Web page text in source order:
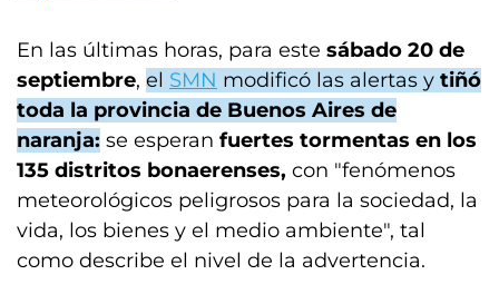
En las últimas horas, para este sábado 20 de
septiembre, el SMN modificó las alertas y tiñó
toda la provincia de Buenos Aires de
naranja: se esperan fuertes tormentas en los
135 distritos bonaerenses, con "fenómenos
meteorológicos peligrosos para la sociedad, la
vida, los bienes y el medio ambiente", tal
como describe el nivel de la advertencia.